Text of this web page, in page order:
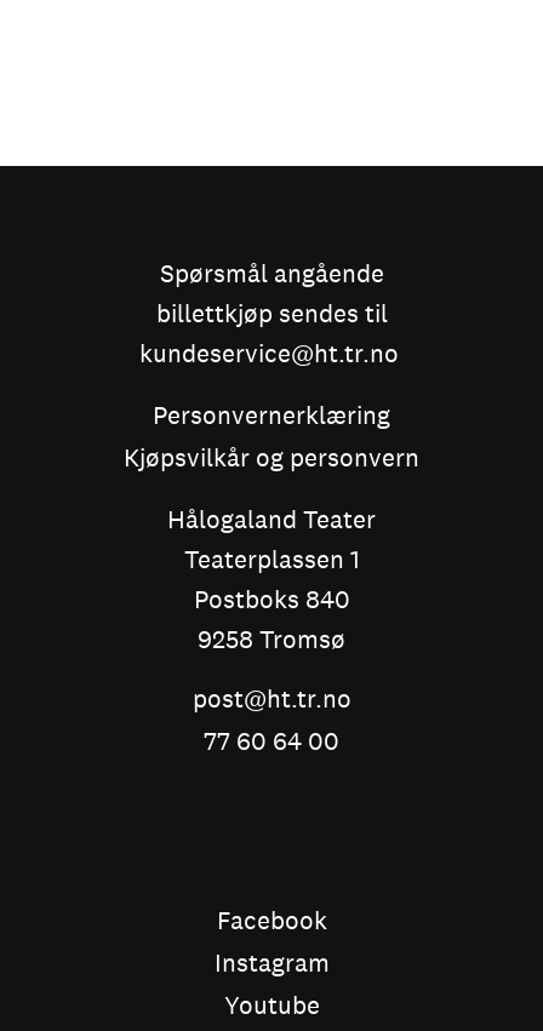
Spørsmål angående
billettkjøp sendes til
kundeservice@ht.tr.no
Personvernerklæring
Kjøpsvilkår og personvern
Hålogaland Teater
Teaterplassen 1
Postboks 840
9258 Tromsø
post@ht.tr.no
77 60 64 00
Facebook
Instagram
Youtube